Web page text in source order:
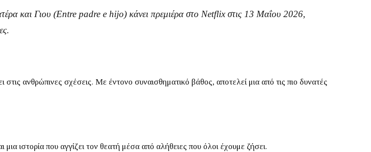
και Γιου (Entre padre e hijo) κάνει πρεμιέρα στο Netflixστις 13 Μαΐου 2026,
στις ανθρώπινες σχέσεις. Με έντονο συναισθηματικό βάθος, αποτελεί μια από τις πιο δυνατές
μια ιστορία που αγγίζει τον θεατή μέσα από αλήθειες που όλοι έχουμε ζήσει.